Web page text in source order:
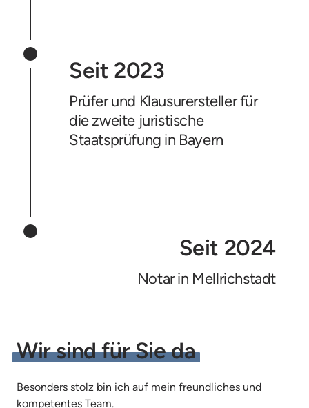
Seit 2023
Prüfer und Klausurersteller für
die zweite juristische
Staatsprüfung in Bayern
Seit 2024
Notar in Mellrichstadt
Wir sind für Sie da
Besonders stolz bin ich auf mein freundliches und
kompetentes Team.